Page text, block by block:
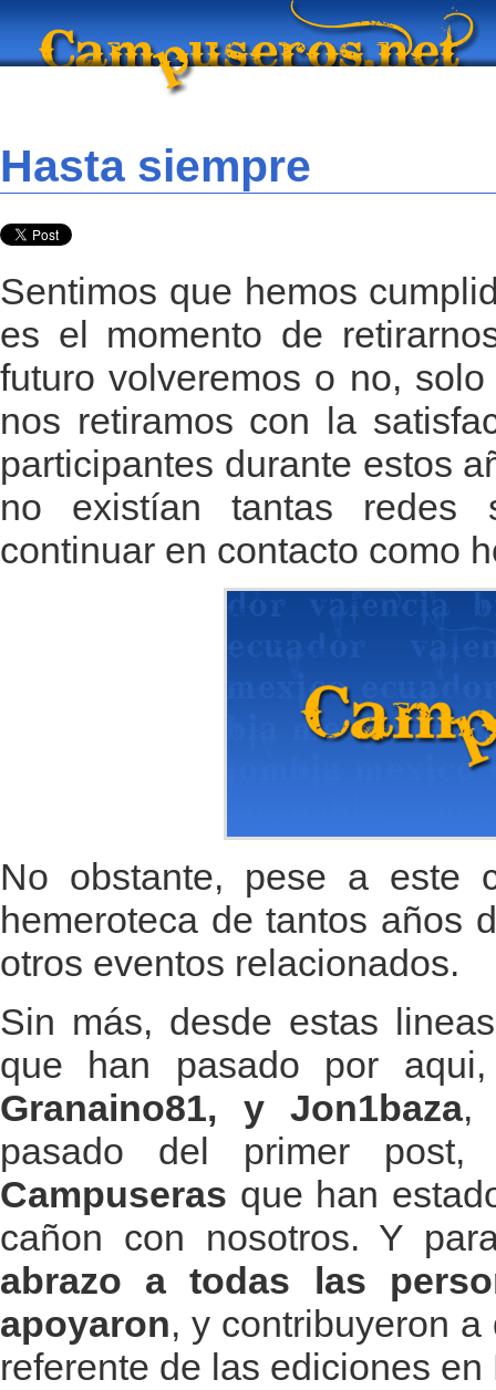
Hasta siempre
Sentimos que hemos
es el momento de
futuro volveremos o no,
nos retiramos con la
participantes durante estos
no existían tantas redes
continuar en contacto como
No obstante, pese a este
hemeroteca de tantos años
otros eventos relacionados.
Sin más, desde estas
que han pasado por
Granaino81, y Jon1baza,
pasado del primer
Campuseras que han
cañon con nosotros. Y
abrazo a todas las
apoyaron, y contribuyeron
referente de las ediciones